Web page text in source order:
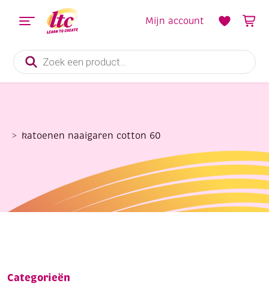
Producten
zoeken
Mijn account
katoenen naaigaren cotton 60
Categorieën